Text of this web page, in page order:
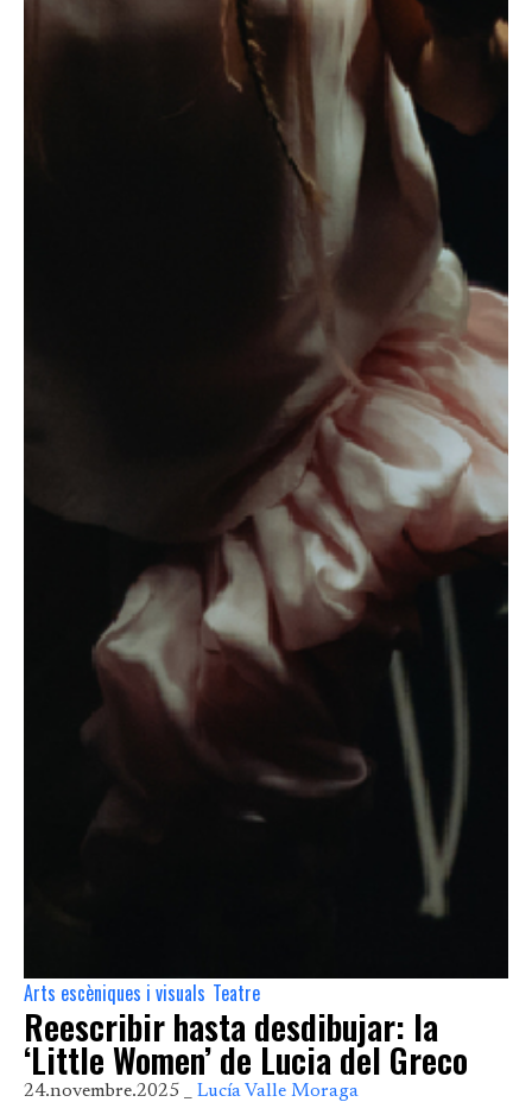
Arts escèniques i visuals Teatre
Reescribir hasta desdibujar: la
‘Little Women’ de Lucia del Greco
24.novembre.2025 _ Lucía Valle Moraga